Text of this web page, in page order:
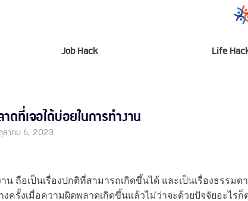
Job Hack Life
ที่เจอได้บ่อยในการทำงาน
ลาคม 6, 2023
ถือเป็นเรื่องปกติที่สามารถเกิดขึ้นได้ และเป็นเรื่องธรรม
งครั้งเมื่อความผิดพลาดเกิดขึ้นแล้วไม่ว่าจะด้วยปัจจัยอะไร